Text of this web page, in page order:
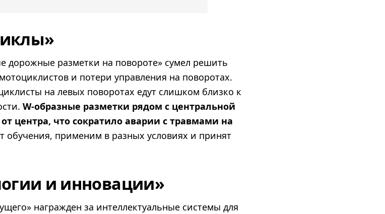
дорожные разметки на повороте» сумел решить
и потери управления на поворотах.
на левых поворотах едут слишком близко к
W-образные разметки рядом с центральной
центра, что сократило аварии с травмами на
обучения, применим в разных условиях и принят
и инновации»
награжден за интеллектуальные системы для